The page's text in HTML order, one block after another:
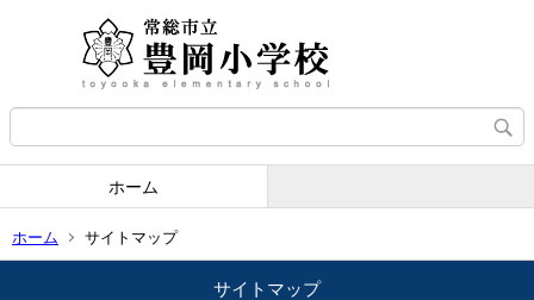
ホーム
ホーム サイトマップ
サイトマップ